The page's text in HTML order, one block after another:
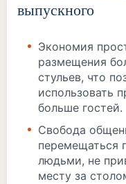
выпускного
Экономия
размещения
стульев, что
использовать
больше гостей.
Свобода
перемещаться
людьми, не
месту за